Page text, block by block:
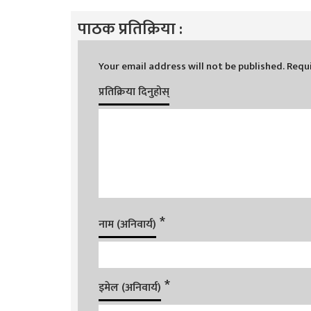
पाठक प्रतिक्रिया :
Your email address will not be published.
प्रतिक्रिया दिनुहोस्
नाम (अनिवार्य) *
इमेल (अनिवार्य) *